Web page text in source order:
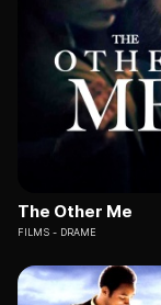
The Other Me
FILMS DRAME